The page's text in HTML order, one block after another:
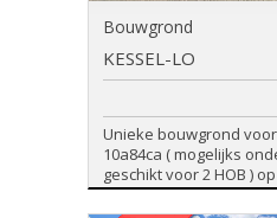
Bouwgrond
KESSEL-LO
Unieke bouwgrond
10a84ca ( mogelijks
geschikt voor 2 HOB )